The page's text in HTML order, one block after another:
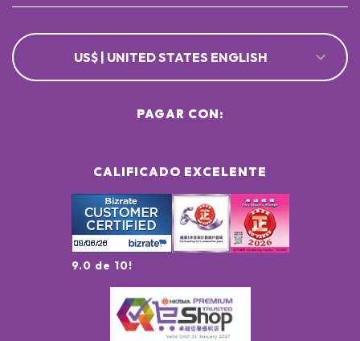
US$ | UNITED STATES ENGLISH
CALIFICADO EXCELENTE
9.0 de 10!
PAGAR CON: